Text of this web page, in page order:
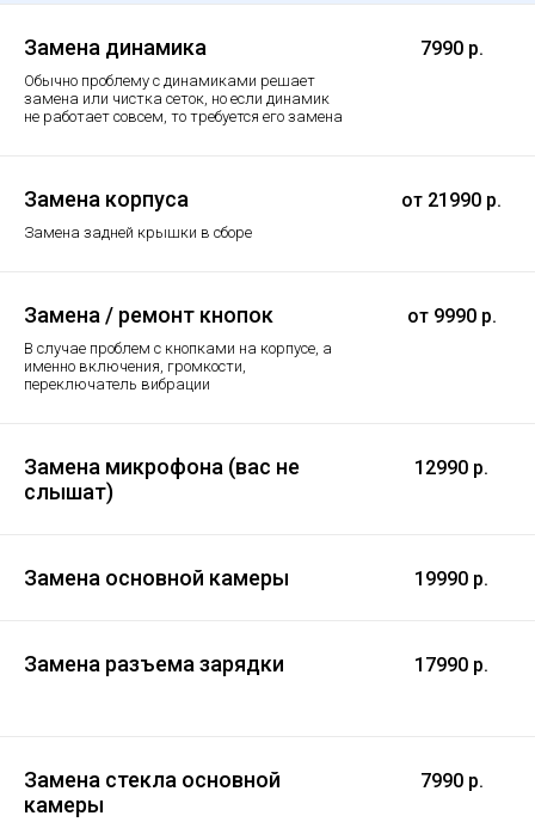
Замена динамика
Обычно проблему с динамиками решает
замена или чистка сеток, но если динамик
не работает совсем, то требуется его замена
7990 р.
Замена корпуса
Замена задней крышки в сборе
от 21990 р.
Замена / ремонт кнопок
В случае проблем с кнопками на корпусе, а
именно включения, громкости,
переключатель вибрации
от 9990 р.
Замена микрофона (вас не
слышат)
12990 р.
Замена основной камеры 19990 р.
Замена разъема зарядки 17990 р.
Замена стекла основной
камеры
7990 р.